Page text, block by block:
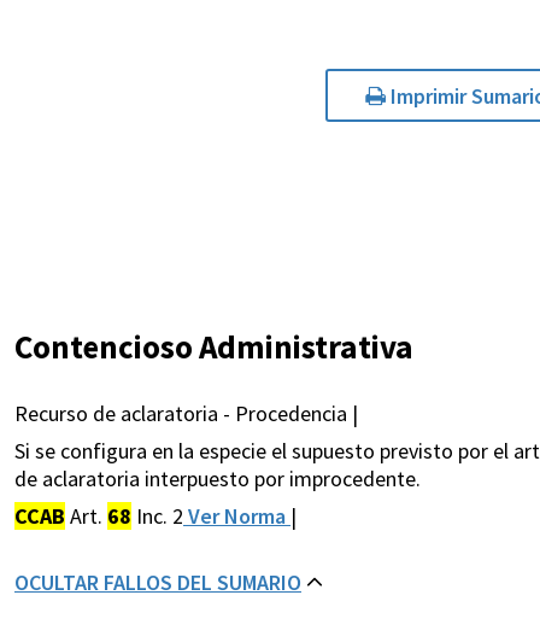
Imprimir
Contencioso Administrativa
Recurso de aclaratoria - Procedencia |
Si se configura en la especie el supuesto previsto por el
de aclaratoria interpuesto por improcedente.
CCAB Art. 68 Inc. 2 Ver Norma |
OCULTAR FALLOS DEL SUMARIO